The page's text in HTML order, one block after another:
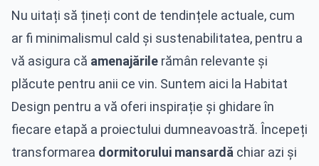
Nu uitați să țineți cont de tendințele actuale, cum
ar fi minimalismul cald și sustenabilitatea, pentru a
vă asigura că amenajările rămân relevante și
plăcute pentru anii ce vin. Suntem aici la Habitat
Design pentru a vă oferi inspirație și ghidare în
fiecare etapă a proiectului dumneavoastră. Începeți
transformarea dormitorului mansardă chiar azi și